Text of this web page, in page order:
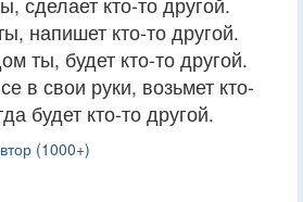
напишет кто-то другой.
ты, будет кто-то другой.
в свои руки, возьмет кто-
будет кто-то другой.
(1000+)